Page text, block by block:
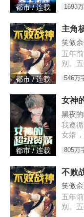
都市 / 连载
论，
1693
都市 / 连载
主角
笑傲
五年
别。
只是
546万
都市 / 连载
女神
黑夜
我遵
女婿
61，等
805万
不败
笑傲
五年
别。